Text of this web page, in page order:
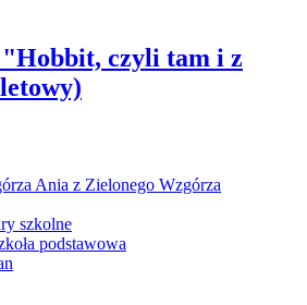
czyli tam i z
Ania z Zielonego Wzgórza
szkolne
podstawowa